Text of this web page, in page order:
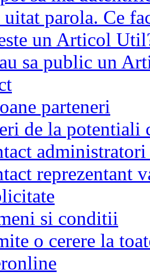
parola. Ce
un Articol
sa public un
parteneri
de la potentiali
reprezentant
si conditii
o cerere la